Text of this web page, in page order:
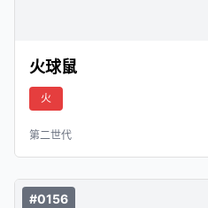
火球鼠
火
第二世代
#0156